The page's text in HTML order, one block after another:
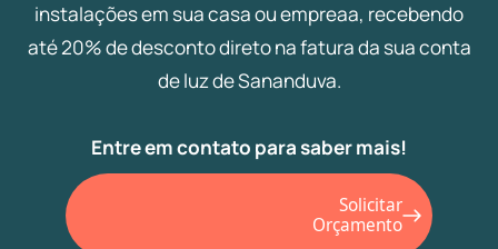
instalações em sua casa ou empreaa, recebendo
até 20% de desconto direto na fatura da sua conta
de luz de Sananduva.
Entre em contato para saber mais!
Solicitar
Orçamento